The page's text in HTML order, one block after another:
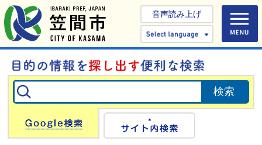
音声読み上げ
Select
Google検索